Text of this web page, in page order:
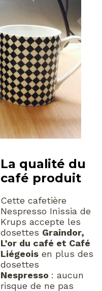
La qualité du
café produit
Cette cafetière
Nespresso Inissia de
Krups accepte les
dosettes Graindor,
L’or du café et Café
Liégeoisen plus des
dosettes
Nespresso : aucun
risque de ne pas